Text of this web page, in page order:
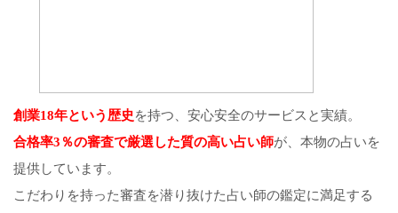
創業18年という歴史を持つ、安心安全のサービスと実績。
合格率3％の審査で厳選した質の高い占い師が、本物の占いを
提供しています。
こだわりを持った審査を潜り抜けた占い師の鑑定に満足する